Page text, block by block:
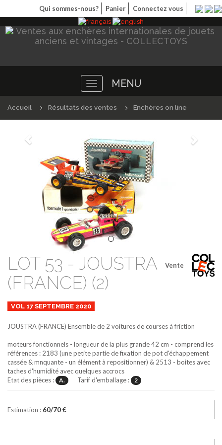
Qui sommes-nous? Panier Connectez vous
Toggle
navigation
MENU
Accueil Résultats des ventes Enchères on line
Précédént
Vente
LOT 53 - JOUSTRA
(FRANCE) (2)
VOL 17 SEPTEMBRE 2020
JOUSTRA (FRANCE) Ensemble de 2 voitures de courses à friction
moteurs fonctionnels - longueur de la plus grande 42 cm - comprend les
références : 2183 (une petite partie de fixation de pot d'échappement
cassée & mnquante - un élément à repositionner) & 2513 - boites avec
taches d'humidité avec quelques accrocs
Etat des pièces :
A. Tarif d'emballage : 2
Estimation : 60/70 €